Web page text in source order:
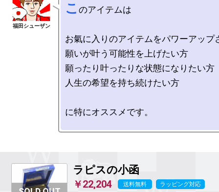
こ のアイテムは
お氣に入りのアイテムをパワーアップ
願いが叶う可能性を上げたい方
願ったり叶ったりな状態になりたい方
人生の希望を持ち続けたい方
に特にオススメです。
ラピスの小函
￥22,204 送料無料 ラッピング対応